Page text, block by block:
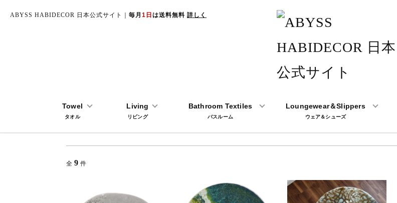
ABYSS HABIDECOR 日本公式サイト｜ 毎月 1日 は送料無料 詳しく
Towel
タオル
Living
リビング
Bathroom Textiles
バスルーム
Loungewear＆Slippers
ウェア＆シューズ
全 9 件